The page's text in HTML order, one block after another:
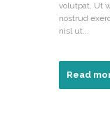
volutpat. Ut
nostrud
nisl ut...
Read